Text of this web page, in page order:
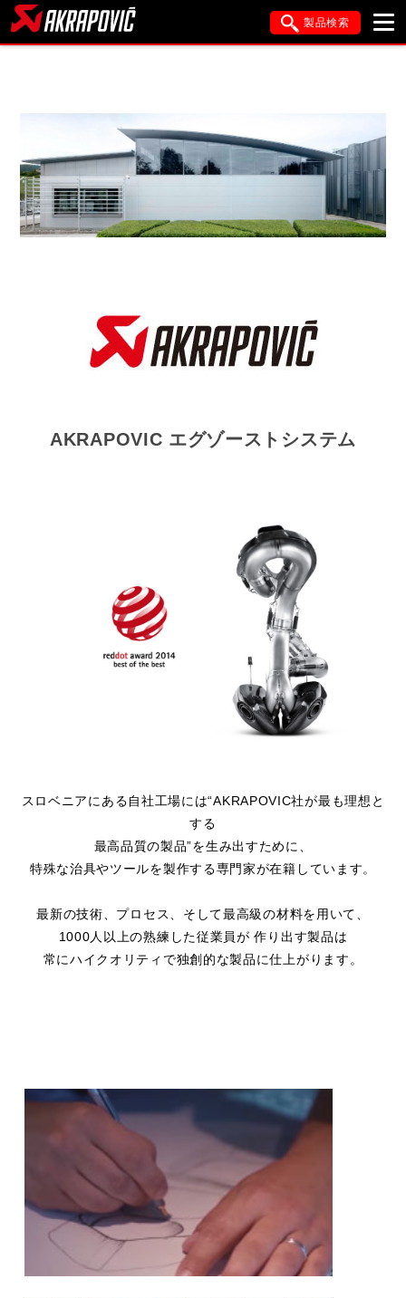
製品検索
HONDA YAMAHA SUZUKI
KAWASAKI DUCATI
FANTIC GASGAS GILERA
KIMCO MOTO GUZZI
PIAGGIO SYM TRIUMPH VESPA
閉じる
AKRAPOVIC エグゾーストシステム
スロベニアにある自社工場には“AKRAPOVIC社が最も理想と
する
最高品質の製品”を生み出すために、
特殊な治具やツールを製作する専門家が在籍しています。
最新の技術、プロセス、そして最高級の材料を用いて、
1000人以上の熟練した従業員が 作り出す製品は
常にハイクオリティで独創的な製品に仕上がります。